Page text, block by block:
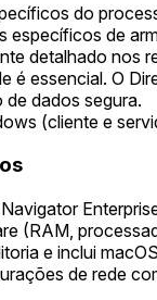
do
específicos de
detalhado nos
é essencial. O
dados segura.
(cliente e
(RAM,
e inclui
de rede